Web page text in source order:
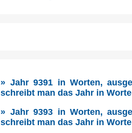
» Jahr 9391 in Worten,
schreibt man das Jahr in
» Jahr 9393 in Worten,
schreibt man das Jahr in